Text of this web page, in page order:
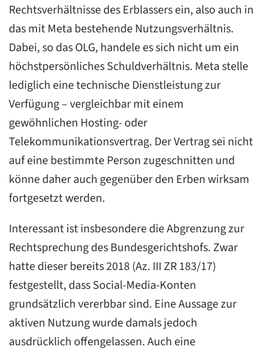
Rechtsverhältnisse des Erblassers ein, also auch in
das mit Meta bestehende Nutzungsverhältnis.
Dabei, so das OLG, handele es sich nicht um ein
höchstpersönliches Schuldverhältnis. Meta stelle
lediglich eine technische Dienstleistung zur
Verfügung – vergleichbar mit einem
gewöhnlichen Hosting- oder
Telekommunikationsvertrag. Der Vertrag sei nicht
auf eine bestimmte Person zugeschnitten und
könne daher auch gegenüber den Erben wirksam
fortgesetzt werden.
Interessant ist insbesondere die Abgrenzung zur
Rechtsprechung des Bundesgerichtshofs. Zwar
hatte dieser bereits 2018 (Az. III ZR 183/17)
festgestellt, dass Social-Media-Konten
grundsätzlich vererbbar sind. Eine Aussage zur
aktiven Nutzung wurde damals jedoch
ausdrücklich offengelassen. Auch eine